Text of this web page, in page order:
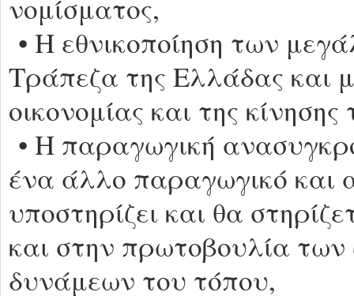
νομίσματος,
• Η εθνικοποίηση των
Τράπεζα της Ελλάδας και
οικονομίας και της
• Η παραγωγική
ένα άλλο παραγωγικό και
υποστηρίζει και θα
και στην πρωτοβουλία
δυνάμεων του τόπου,